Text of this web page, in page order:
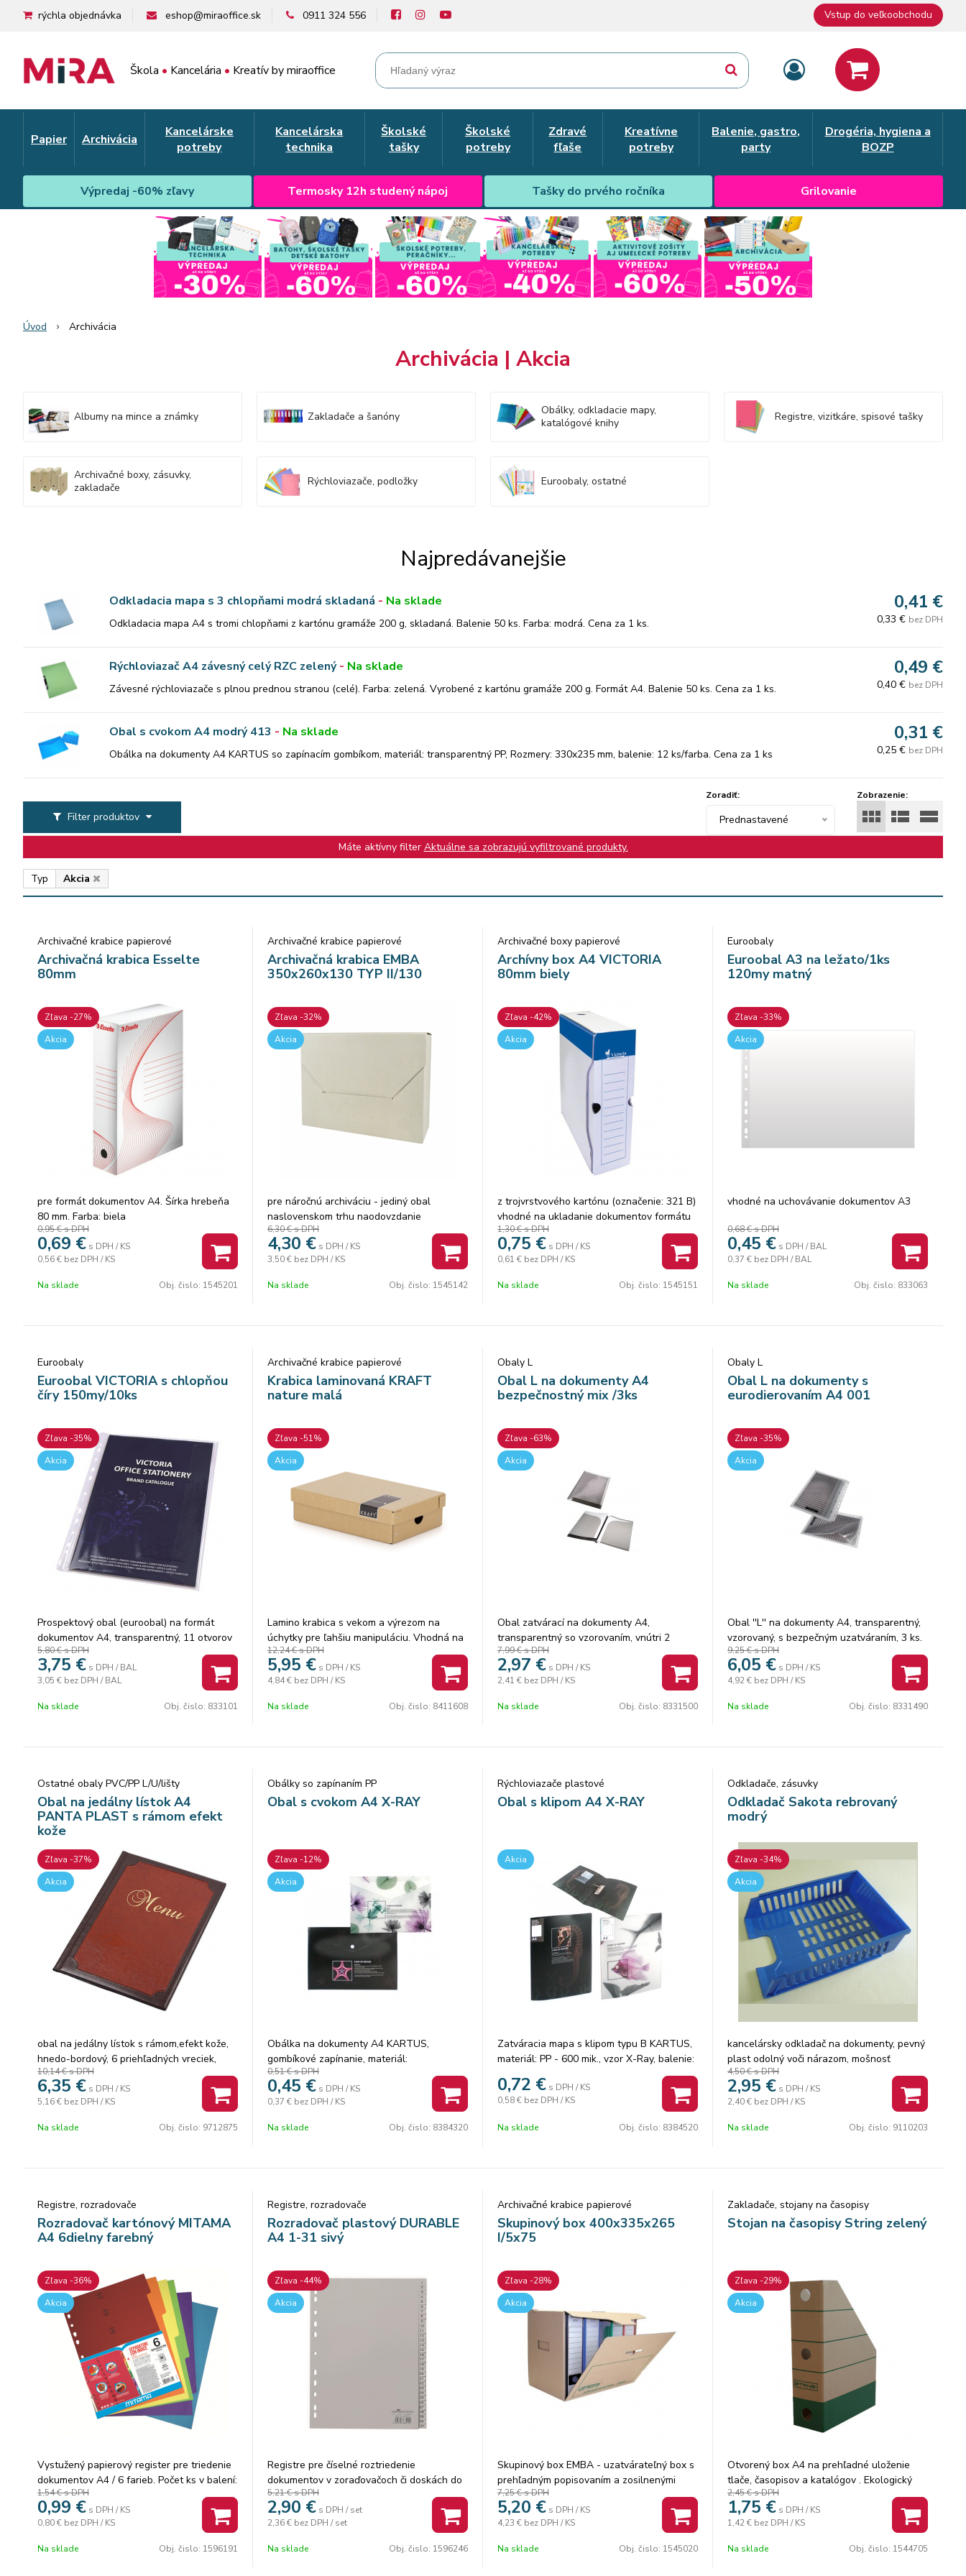
Škola • Kancelária • Kreatív by miraoffice
rýchla objednávka eshop@miraoffice.sk 0911 324 556 Vstup do veľkoobchodu
Papier Archivácia
Kancelárske
potreby
Kancelárska
technika
Školské
tašky
Školské
potreby
Zdravé
fľaše
Kreatívne
potreby
Balenie, gastro,
party
Drogéria, hygiena a
BOZP
Výpredaj -60% zľavy Termosky 12h studený nápoj Tašky do prvého ročníka Grilovanie
Úvod Archivácia
Archivácia | Akcia
Albumy na mince a známky Zakladače a šanóny
Obálky, odkladacie mapy,
katalógové knihy
Registre, vizitkáre, spisové tašky
Archivačné boxy, zásuvky,
zakladače
Rýchloviazače, podložky Euroobaly, ostatné
Najpredávanejšie
Odkladacia mapa s 3 chlopňami modrá skladaná - Na sklade
Odkladacia mapa A4 s tromi chlopňami z kartónu gramáže 200 g, skladaná. Balenie 50 ks. Farba: modrá. Cena za 1 ks.
0,41 €
0,33 € bez DPH
Rýchloviazač A4 závesný celý RZC zelený- Na sklade
Závesné rýchloviazače s plnou prednou stranou (celé). Farba: zelená. Vyrobené z kartónu gramáže 200 g. Formát A4. Balenie 50 ks. Cena za 1 ks.
0,49 €
0,40 € bez DPH
Obal s cvokom A4 modrý 413 - Na sklade
Obálka na dokumenty A4 KARTUS so zapínacím gombíkom, materiál: transparentný PP, Rozmery: 330x235 mm, balenie: 12 ks/farba. Cena za 1 ks
0,31 €
0,25 € bez DPH
Filter produktov
Zobrazenie:
Zoradiť:
Prednastavené
Máte aktívny filter Aktuálne sa zobrazujú vyfiltrované produkty.
Typ Akcia
Archivačné krabice papierové
Archivačná krabica Esselte
80mm
Zľava -27%
Akcia
pre formát dokumentov A4. Šírka hrebeňa
80 mm. Farba: biela
0,95 €s DPH
0,69 € s DPH / KS
0,56 € bez DPH / KS
Na sklade Obj. čislo: 1545201
Archivačné krabice papierové
Archivačná krabica EMBA
350x260x130 TYP II/130
Zľava -32%
Akcia
pre náročnú archiváciu - jediný obal
naslovenskom trhu naodovzdanie
dokumentov soznakom „A“ do Štátneho
archívu. Vyrobená zhladkej archívnej
lepenky.
6,30 €s DPH
4,30 € s DPH / KS
3,50 € bez DPH / KS
Na sklade Obj. čislo: 1545142
Archivačné boxy papierové
Archívny box A4 VICTORIA
80mm biely
Zľava -42%
Akcia
z trojvrstvového kartónu (označenie: 321 B)
vhodné na ukladanie dokumentov formátu
A4 možnosť popisovania rýchle a
hospodárne archivovanie v nezloženom
stave chrbát: 8 cm otvor na vytiahnutie
1,30 €s DPH
0,75 € s DPH / KS
0,61 € bez DPH / KS
Na sklade Obj. čislo: 1545151
Euroobaly
Euroobal A3 na ležato/1ks
120my matný
Zľava -33%
Akcia
vhodné na uchovávanie dokumentov A3
0,68 €s DPH
0,45 € s DPH / BAL
0,37 € bez DPH / BAL
Na sklade Obj. čislo: 833063
Euroobaly
Euroobal VICTORIA s chlopňou
číry 150my/10ks
Zľava -35%
Akcia
Prospektový obal (euroobal) na formát
dokumentov A4, transparentný, 11 otvorov
(euro-dierovanie) Cena za 1 balenie(10ks)
5,80 €s DPH
3,75 € s DPH / BAL
3,05 € bez DPH / BAL
Na sklade Obj. čislo: 833101
Archivačné krabice papierové
Krabica laminovaná KRAFT
nature malá
Zľava -51%
Akcia
Lamino krabica s vekom a výrezom na
úchytky pre ľahšiu manipuláciu. Vhodná na
uchovanie rôznych predmetov od
dokumentov až po hračky. Moderné farby
nature. Rozmer: 35,5 x 24 x 9 cm
12,24 €s DPH
5,95 € s DPH / KS
4,84 € bez DPH / KS
Na sklade Obj. čislo: 8411608
Obaly L
Obal L na dokumenty A4
bezpečnostný mix /3ks
Zľava -63%
Akcia
Obal zatvárací na dokumenty A4,
transparentný so vzorovaním, vnútri 2
záložky na ukladanie dokumentov, materiál:
PP FOLDERMATE
7,99 €s DPH
2,97 € s DPH / KS
2,41 € bez DPH / KS
Na sklade Obj. čislo: 8331500
Obaly L
Obal L na dokumenty s
eurodierovaním A4 001
Zľava -35%
Akcia
Obal ''L'' na dokumenty A4, transparentný,
vzorovaný, s bezpečným uzatváraním, 3 ks.
FOLDERMATE
9,25 €s DPH
6,05 € s DPH / KS
4,92 € bez DPH / KS
Na sklade Obj. čislo: 8331490
Ostatné obaly PVC/PP L/U/lišty
Obal na jedálny lístok A4
PANTA PLAST s rámom efekt
kože
Zľava -37%
Akcia
obal na jedálny lístok s rámom,efekt kože,
hnedo-bordový, 6 priehľadných vreciek,
ideálny pre reštaurácie, hotely, kaviarne
10,14 €s DPH
6,35 € s DPH / KS
5,16 € bez DPH / KS
Na sklade Obj. čislo: 9712875
Obálky so zapínaním PP
Obal s cvokom A4 X-RAY
Zľava -12%
Akcia
Obálka na dokumenty A4 KARTUS,
gombíkové zapínanie, materiál:
nepriehľadný PP, 180 mik., vzor X-Ray.
Balenie: 12 ks/mix 2 farby. Cena za 1 ks.
0,51 €s DPH
0,45 € s DPH / KS
0,37 € bez DPH / KS
Na sklade Obj. čislo: 8384320
Rýchloviazače plastové
Obal s klipom A4 X-RAY
Akcia
Zatváracia mapa s klipom typu B KARTUS,
materiál: PP - 600 mik., vzor X-Ray, balenie:
1 ks vo fólii, 20 ks/ mix 2 farby v kartóne.
Cena za 1 ks.
0,72 € s DPH / KS
0,58 € bez DPH / KS
Na sklade Obj. čislo: 8384520
Odkladače, zásuvky
Odkladač Sakota rebrovaný
modrý
Zľava -34%
Akcia
kancelársky odkladač na dokumenty, pevný
plast odolný voči nárazom, mošnosť
stohovania viac odkladačov na seba,
rozmer: 275x75x360 mm (VxŠxH)
4,50 €s DPH
2,95 € s DPH / KS
2,40 € bez DPH / KS
Na sklade Obj. čislo: 9110203
Registre, rozradovače
Rozradovač kartónový MITAMA
A4 6dielny farebný
Zľava -36%
Akcia
Vystužený papierový register pre triedenie
dokumentov A4 / 6 farieb. Počet ks v balení:
20
1,54 €s DPH
0,99 € s DPH / KS
0,80 € bez DPH / KS
Na sklade Obj. čislo: 1596191
Registre, rozradovače
Rozradovač plastový DURABLE
A4 1-31 sivý
Zľava -44%
Akcia
Registre pre číselné roztriedenie
dokumentov v zoraďovačoch či doskách do
formátu A4 s popisovateľnou titulnou
stranou. Spevnená multiperforácia
plastovým prúžkom na titulnej strane. 31
orientáciu v obsahu
5,21 €s DPH
2,90 € s DPH / set
2,36 € bez DPH / set
Na sklade Obj. čislo: 1596246
Archivačné krabice papierové
Skupinový box 400x335x265
I/5x75
Zľava -28%
Akcia
Skupinový box EMBA - uzatvárateľný box s
prehľadným popisovaním a zosilnenými
stenami s možnosťou ukladania až 4 boxov
na seba. Kapacita 5 archívnych boxov
EMBA I/-75, resp. kombinácia 2 ks I/-50, 2 ks
zakladačov. Vyrobený z kvalitnej
7,25 €s DPH
5,20 € s DPH / KS
4,23 € bez DPH / KS
Na sklade Obj. čislo: 1545020
Zakladače, stojany na časopisy
Stojan na časopisy String zelený
Zľava -29%
Akcia
Otvorený box A4 na prehľadné uloženie
tlače, časopisov a katalógov . Ekologický
výrobok. Šírka chrbta: 75 mm. Dodávané v
rozloženom stave. Rozmery: 305x230x75
mm. Farba zelená. Balenie: 25 ks.
2,45 €s DPH
1,75 € s DPH / KS
1,42 € bez DPH / KS
Na sklade Obj. čislo: 1544705